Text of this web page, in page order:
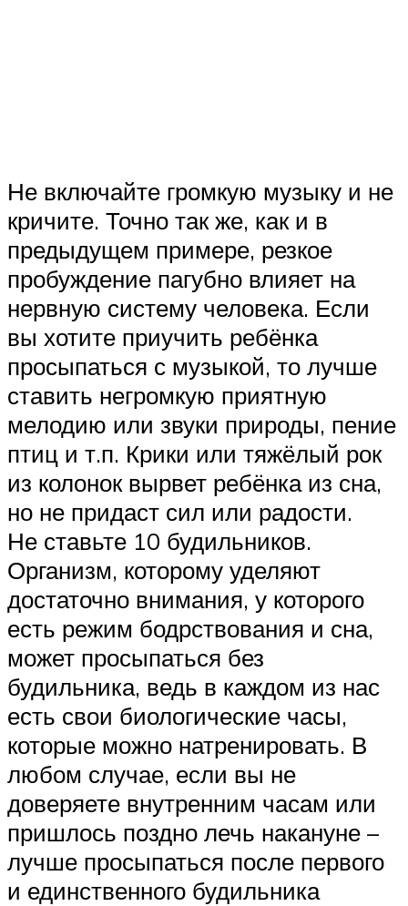
Не включайте громкую музыку и не
кричите. Точно так же, как и в
предыдущем примере, резкое
пробуждение пагубно влияет на
нервную систему человека. Если
вы хотите приучить ребёнка
просыпаться с музыкой, то лучше
ставить негромкую приятную
мелодию или звуки природы, пение
птиц и т.п. Крики или тяжёлый рок
из колонок вырвет ребёнка из сна,
но не придаст сил или радости.
Не ставьте 10 будильников.
Организм, которому уделяют
достаточно внимания, у которого
есть режим бодрствования и сна,
может просыпаться без
будильника, ведь в каждом из нас
есть свои биологические часы,
которые можно натренировать. В
любом случае, если вы не
доверяете внутренним часам или
пришлось поздно лечь накануне –
лучше просыпаться после первого
и единственного будильника